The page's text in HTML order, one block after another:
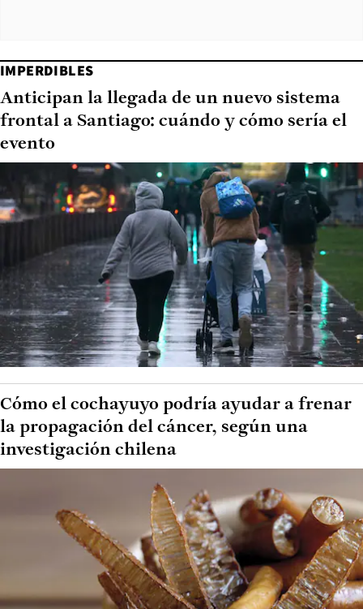
IMPERDIBLES
Anticipan la llegada de un nuevo sistema
frontal a Santiago: cuándo y cómo sería el
evento
Cómo el cochayuyo podría ayudar a frenar
la propagación del cáncer, según una
investigación chilena